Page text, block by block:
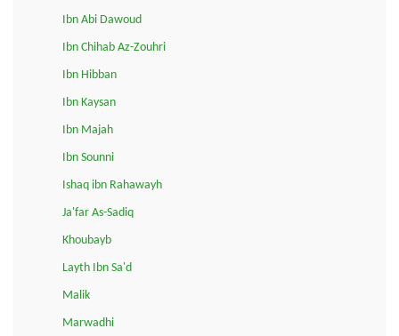
Ibn Abi Dawoud
Ibn Chihab Az-Zouhri
Ibn Hibban
Ibn Kaysan
Ibn Majah
Ibn Sounni
Ishaq ibn Rahawayh
Ja'far As-Sadiq
Khoubayb
Layth Ibn Sa'd
Malik
Marwadhi